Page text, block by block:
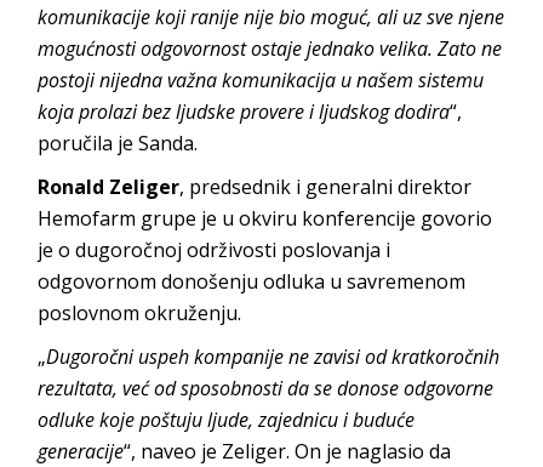
komunikacije koji ranije nije bio moguć, ali uz sve njene
mogućnosti odgovornost ostaje jednako velika. Zato ne
postoji nijedna važna komunikacija u našem sistemu
koja prolazi bez ljudske provere i ljudskog dodira“,
poručila je Sanda.
Ronald Zeliger, predsednik i generalni direktor
Hemofarm grupe je u okviru konferencije govorio
je o dugoročnoj održivosti poslovanja i
odgovornom donošenju odluka u savremenom
poslovnom okruženju.
„Dugoročni uspeh kompanije ne zavisi od kratkoročnih
rezultata, već od sposobnosti da se donose odgovorne
odluke koje poštuju ljude, zajednicu i buduće
generacije“, naveo je Zeliger. On je naglasio da